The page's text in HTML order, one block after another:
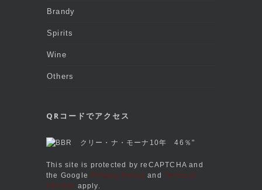
Brandy
Spirits
Wine
Others
QRコードでアクセス
This site is protected by reCAPTCHA and
the Google Privacy Policy andTerms of
Service apply.